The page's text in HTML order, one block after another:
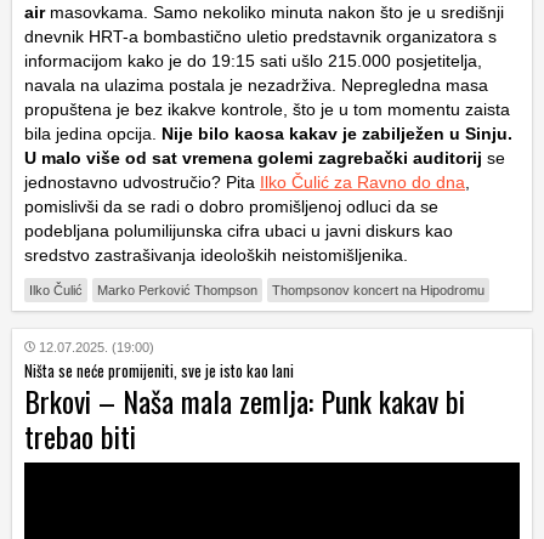
airmasovkama. Samo nekoliko minuta nakon što je u središnji
dnevnik HRT-a bombastično uletio predstavnik organizatora s
informacijom kako je do 19:15 sati ušlo 215.000 posjetitelja,
navala na ulazima postala je nezadrživa. Nepregledna masa
propuštena je bez ikakve kontrole, što je u tom momentu zaista
bila jedina opcija.
Nije bilo kaosa kakav je zabilježen u Sinju.
U malo više od sat vremena golemi zagrebački auditorij se
jednostavno udvostručio? Pita Ilko Čulić za Ravno do dna
pomislivši da se radi o dobro promišljenoj odluci da se
podebljana polumilijunska cifra ubaci u javni diskurs kao
sredstvo zastrašivanja ideoloških neistomišljenika.
Ilko Čulić Marko Perković Thompson Thompsonov koncert na Hipodromu
12.07.2025. (19:00)
Ništa se neće promijeniti, sve je isto kao lani
Brkovi – Naša mala zemlja: Punk kakav bi
trebao biti